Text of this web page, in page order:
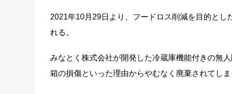
2021年10月29日より、フードロス削減を目的と
れる。
みなとく株式会社が開発した冷蔵庫機能付きの無
箱の損傷といった理由からやむなく廃棄されてし